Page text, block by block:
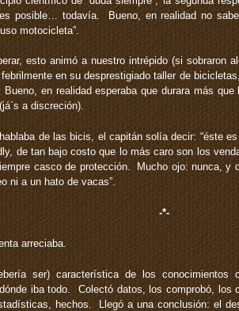
es posible… todavía. Bueno, en realidad no
motocicleta”.
esto animó a nuestro intrépido (si sobraron
en su desprestigiado taller de
en realidad esperaba que durara más
a discreción).
de las bicis, el capitán solía decir: “éste
de tan bajo costo que lo más caro son los
casco de protección. Mucho ojo: nunca, y
ni a un hato de vacas”.
-*-
arreciaba.
ser) característica de los conocimientos
iba todo. Colectó datos, los comprobó, los
hechos. Llegó a una conclusión: el